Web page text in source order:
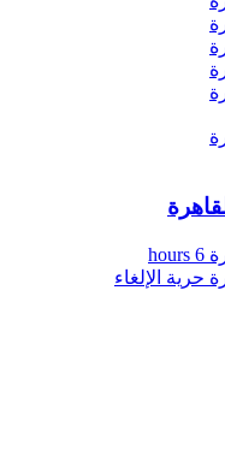
6 hours
حرية الإلغاء